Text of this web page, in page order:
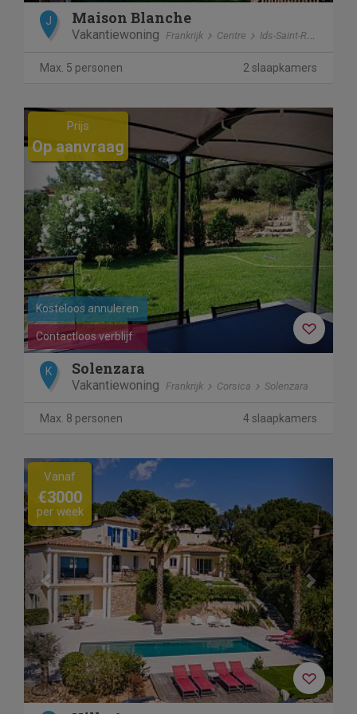
J Maison Blanche
Vakantiewoning Frankrijk Centre Ids-Saint-Roch
Max. 5 personen 2 slaapkamers
Previous Next
Contactloos verblijf
Kosteloos annuleren
Prijs
Op aanvraag
K Solenzara
Vakantiewoning Frankrijk Corsica Solenzara
Max. 8 personen 4 slaapkamers
Previous
Vanaf
€3000
per week